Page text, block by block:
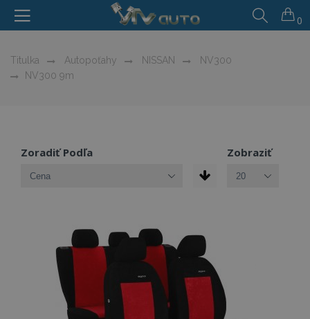
0
Titulka Autopoťahy NISSAN
NV300
NV300 9m
Zoradiť Podľa Zobraziť